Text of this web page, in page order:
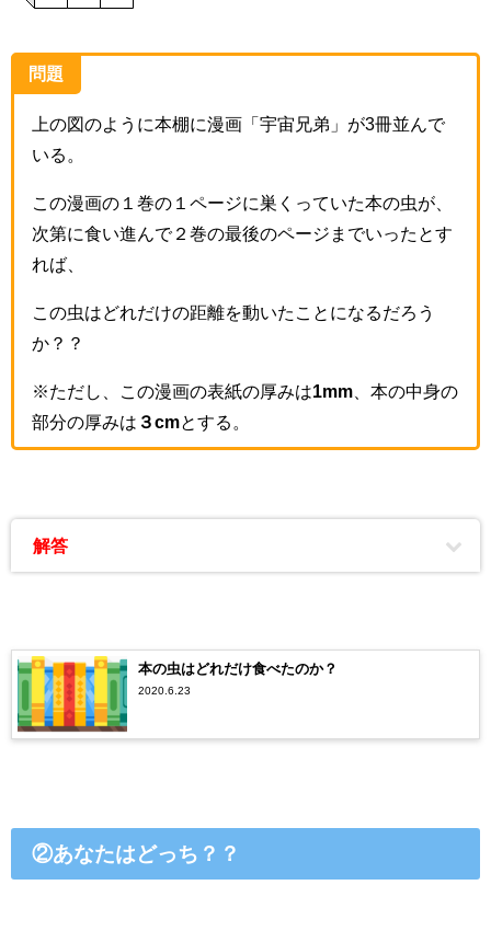
問題
上の図のように本棚に漫画「宇宙兄弟」が3冊並んで
いる。
この漫画の１巻の１ページに巣くっていた本の虫が、
次第に食い進んで２巻の最後のページまでいったとす
れば、
この虫はどれだけの距離を動いたことになるだろう
か？？
※ただし、この漫画の表紙の厚みは1mm 、本の中身の
部分の厚みは ３cmとする。
解答
本の虫はどれだけ食べたのか？
2020.6.23
②あなたはどっち？？